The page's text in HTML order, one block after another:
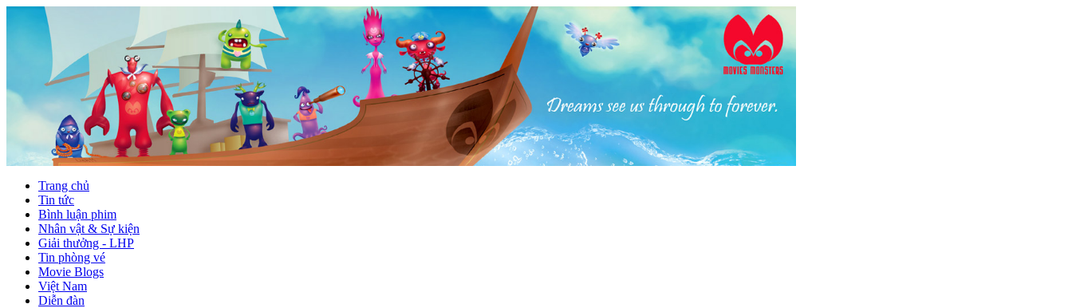
Trang chủ
Tin tức
Bình luận phim
Nhân vật & Sự kiện
Giải thưởng - LHP
Tin phòng vé
Movie Blogs
Việt Nam
Diễn đàn